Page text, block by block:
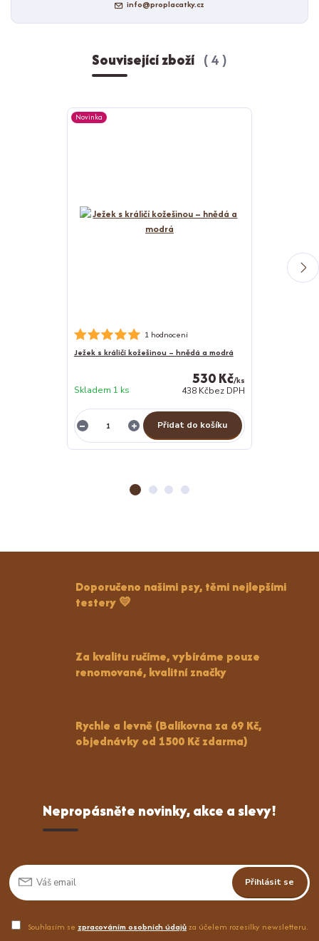
info@proplacatky.cz
Související zboží 4
Novinka
1 hodnocení
Ježek s králičí kožešinou – hnědá a modrá
530 Kč/ks
438 Kčbez DPH
Skladem 1 ks
Přidat do košíku
Doporučeno našimi psy, těmi nejlepšími
testery 💛
Za kvalitu ručíme, vybíráme pouze
renomované, kvalitní značky
Rychle a levně (Balíkovna za 69 Kč,
objednávky od 1500 Kč zdarma)
Nepropásněte novinky, akce a slevy!
Přihlásit se
Souhlasím se zpracováním osobních údajůza účelem rozesílky newsletteru.